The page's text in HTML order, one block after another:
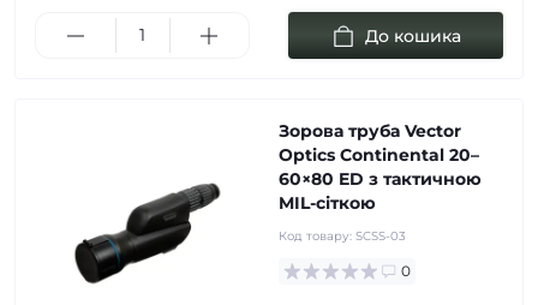
До кошика
Зорова труба Vector
Optics Continental 20–
60×80 ED з тактичною
MIL-сіткою
Код товару: SCSS-03
0